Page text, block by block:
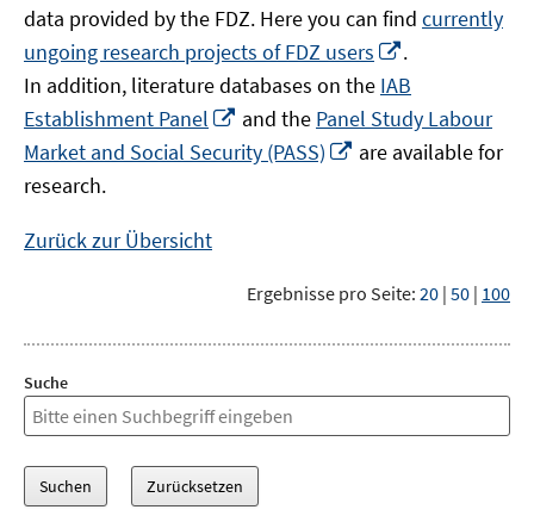
data provided by the FDZ. Here you can find currently
ungoing research projects of FDZ users
neuem
Fenster
öffnen
.
In addition, literature databases on the IAB
Establishment Panel
In
neuem
Fenster
and the Panel Study Labour
Market and Social Security (PASS)
In
are available for
research.
Zurück zur Übersicht
Ergebnisse pro Seite: 20 | 50 | 100
Suche